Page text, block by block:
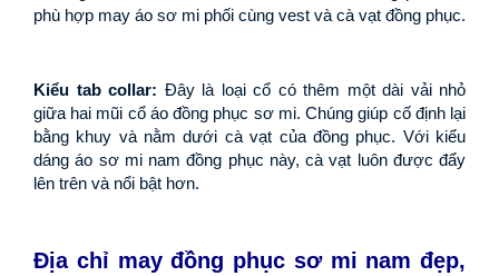
phù hợp may áo sơ mi phối cùng vest và cà vạt đồng phục.
Kiểu tab collar: Đây là loại cổ có thêm một dài vải nhỏ
giữa hai mũi cổ áo đồng phục sơ mi. Chúng giúp cố định lại
bằng khuy và nằm dưới cà vạt của đồng phục. Với kiểu
dáng áo sơ mi nam đồng phục này, cà vạt luôn được đẩy
lên trên và nổi bật hơn.
Địa chỉ may đồng phục sơ mi nam đẹp,